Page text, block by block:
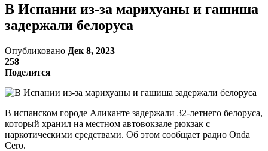
В Испании из-за марихуаны и гашиша
задержали белоруса
Опубликовано Дек 8, 2023
258
Поделится
В испанском городе Аликанте задержали 32-летнего белоруса,
который хранил на местном автовокзале рюкзак с
наркотическими средствами. Об этом сообщает радио Onda
Cero.